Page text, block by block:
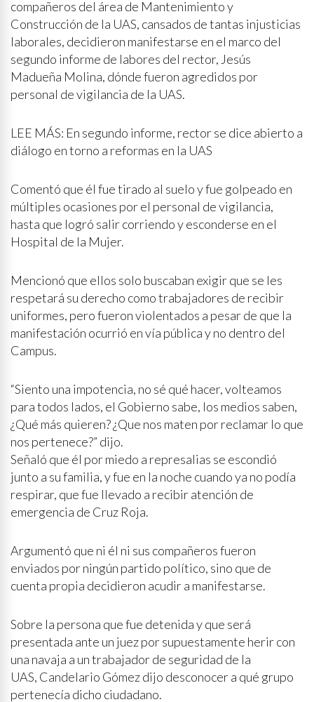
compañeros del área de Mantenimiento y
Construcción de la UAS, cansados de tantas injusticias
laborales, decidieron manifestarse en el marco del
segundo informe de labores del rector, Jesús
Madueña Molina, dónde fueron agredidos por
personal de vigilancia de la UAS.
LEE MÁS: En segundo informe, rector se dice abierto a
diálogo en torno a reformas en la UAS
Comentó que él fue tirado al suelo y fue golpeado en
múltiples ocasiones por el personal de vigilancia,
hasta que logró salir corriendo y esconderse en el
Hospital de la Mujer.
Mencionó que ellos solo buscaban exigir que se les
respetará su derecho como trabajadores de recibir
uniformes, pero fueron violentados a pesar de que la
manifestación ocurrió en vía pública y no dentro del
Campus.
“Siento una impotencia, no sé qué hacer, volteamos
para todos lados, el Gobierno sabe, los medios saben,
¿Qué más quieren? ¿Que nos maten por reclamar lo que
nos pertenece?” dijo.
Señaló que él por miedo a represalias se escondió
junto a su familia, y fue en la noche cuando ya no podía
respirar, que fue llevado a recibir atención de
emergencia de Cruz Roja.
Argumentó que ni él ni sus compañeros fueron
enviados por ningún partido político, sino que de
cuenta propia decidieron acudir a manifestarse.
Sobre la persona que fue detenida y que será
presentada ante un juez por supuestamente herir con
una navaja a un trabajador de seguridad de la
UAS, Candelario Gómez dijo desconocer a qué grupo
pertenecía dicho ciudadano.